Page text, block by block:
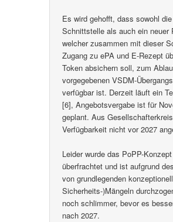
Es wird gehofft, dass sowohl
Schnittstelle als auch ein neuer
welcher zusammen mit dieser
Zugang zu ePA und E-Rezept
Token absichern soll, zum
vorgegebenen VSDM-
verfügbar ist. Derzeit läuft ein
[6], Angebotsvergabe ist für
geplant. Aus
Verfügbarkeit nicht vor 2027
Leider wurde das PoPP-
überfrachtet und ist aufgrund
von grundlegenden
Sicherheits-)Mängeln
noch schlimmer, bevor es
nach 2027.